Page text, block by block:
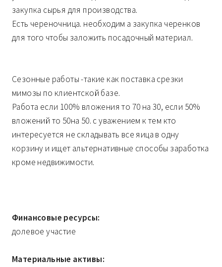
закупка сырья для производства.
Есть череночница. необходим а закупка черенков
для того чтобы заложить посадочный материал.
Сезонные работы -такие как поставка срезки
мимозы по клиентской базе.
Работа если 100% вложения то 70 на 30, если 50%
вложений то 50на 50. с уважением к тем кто
интересуется не складывать все яица в одну
корзину и ищет альтернативные способы заработка
кроме недвижимости.
Финансовые ресурсы:
долевое участие
Материальные активы: